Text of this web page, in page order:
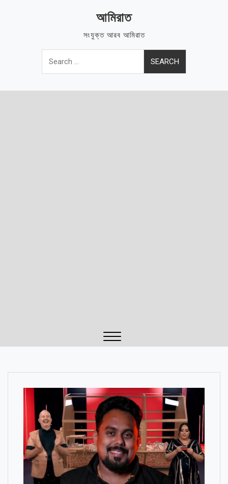
আমিরাত
সংযুক্ত আরব আমিরাত
Search
for: